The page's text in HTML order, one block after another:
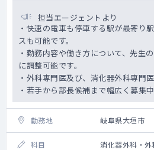
担当エージェントより
・快速の電車も停車する駅が最寄り
スも可能です。
・勤務内容や働き方について、先生
に調整可能です。
・外科専門医及び、消化器外科専門
・若手から部長候補まで幅広く募集
勤務地 岐阜県大垣市
科目 消化器外科・外